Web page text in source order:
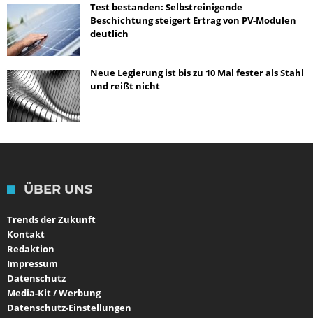
Test bestanden: Selbstreinigende
Beschichtung steigert Ertrag von PV-Modulen
deutlich
Neue Legierung ist bis zu 10 Mal fester als Stahl
und reißt nicht
ÜBER UNS
Trends der Zukunft
Kontakt
Redaktion
Impressum
Datenschutz
Media-Kit / Werbung
Datenschutz-Einstellungen